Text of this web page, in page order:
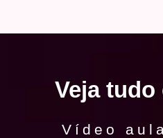
Veja tudo
Vídeo